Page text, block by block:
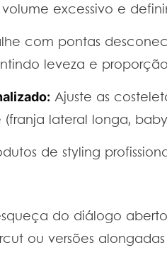
excessivo e
com pontas
leveza e
Ajuste as
lateral longa,
de styling
do diálogo
ou versões